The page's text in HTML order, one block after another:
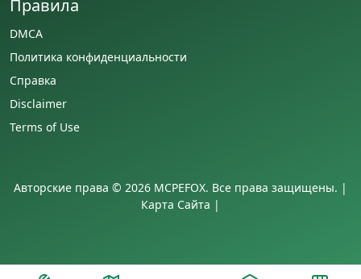
Правила
DMCA
Политика конфиденциальности
Справка
Disclaimer
Terms of Use
Авторские права © 2026 MCPEFOX. Все права защищены. |
Карта Сайта |